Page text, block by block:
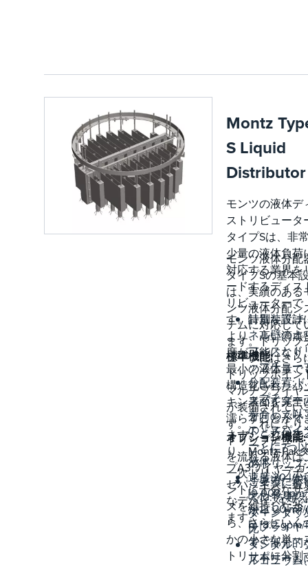
です。パッ
1,500mmま
の一体型に
ることがで
ます。カラ
径800mm
のセグメン
での製造が
能です。
Montz
S Liquid
Distributor
モンツの液体デ
ストリビュータ
タイプSは、非
少量の液体負荷
対応する業界を
ードするディス
リビューターで
す。特別な設計
より、高い滴点
度が可能になり
最小の液体量で
構造化されたパ
キン表面を完全
濡らすことがで
ます。これによ
り、Montz-Pak
プA3ワイヤー
ゼパッキンに最
なデバイスにな
ます。
モンツ液体分配
タイプSの基本
は、実績のある
ンツ液体分配シ
テムに対応して
ます。ドリップ
ューブにはさら
ドリップポイン
マルチプライヤ
が装備されてい
す。これにより
ドリップチュー
を流れる液体は
一次ドリップポ
ントに十分なサ
ズを維持しなが
ら、さらにいく
かの小さな単一
トリームに分割
計量装置:
ネル壁のオ
フィスとド
ップチュー
分配装置:
ップチュー
を介して以
の「スパイ
ー」に
液体
速度:20 l/
[0.008
から 20 m3/
h) [8.2
まで
サポート
標準機能:
スパイダー
方向のスリ
トとチュー
ごとに7つ
のドリップ
ィンガーを
えたドリッ
ポイントマ
チプライヤ
で、部分的
ストリーム
オプション機能:
ご要望に応
て10:1を超
ターンダウ
比
タンタル、
ルコニウム